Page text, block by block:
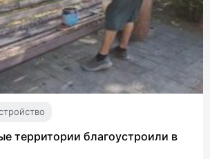
территории благоустроили в